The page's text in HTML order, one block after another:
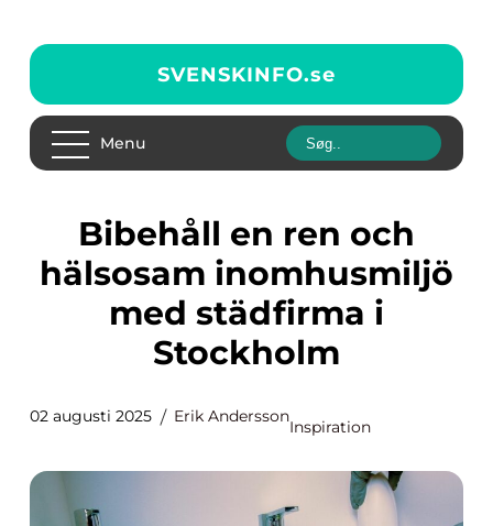
SVENSKINFO.se
Menu
Bibehåll en ren och
hälsosam inomhusmiljö
med städfirma i
Stockholm
02 augusti 2025 Erik Andersson
Inspiration